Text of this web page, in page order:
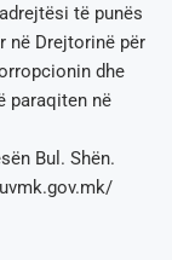
të punës
në Drejtorinë për
dhe
paraqiten në
Bul. Shën.